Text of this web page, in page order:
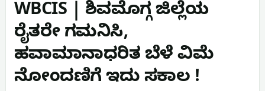
WBCIS | ಶಿವಮೊಗ್ಗ ಜಿಲ್ಲೆಯ
ರೈತರೇ ಗಮನಿಸಿ,
ಹವಾಮಾನಾಧರಿತ ಬೆಳೆ ವಿಮೆ
ನೋಂದಣಿಗೆ ಇದು ಸಕಾಲ !